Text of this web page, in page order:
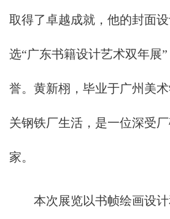
取得了卓越成就，他的封面
选“广东书籍设计艺术双年展
誉。黄新栩，毕业于广州美
关钢铁厂生活，是一位深受
家。
本次展览以书帧绘画设